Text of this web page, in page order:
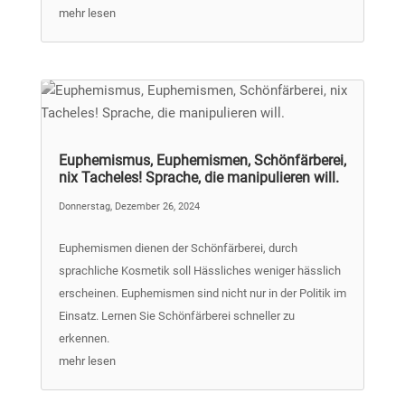
mehr lesen
Euphemismus, Euphemismen, Schönfärberei,
nix Tacheles! Sprache, die manipulieren will.
Donnerstag, Dezember 26, 2024
Euphemismen dienen der Schönfärberei, durch
sprachliche Kosmetik soll Hässliches weniger hässlich
erscheinen. Euphemismen sind nicht nur in der Politik im
Einsatz. Lernen Sie Schönfärberei schneller zu
erkennen.
mehr lesen